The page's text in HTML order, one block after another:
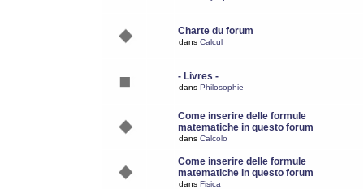
Charte du forum
dans Calcul
- Livres -
dans Philosophie
Come inserire delle formule
matematiche in questo forum
dans Calcolo
Come inserire delle formule
matematiche in questo forum
dans Fisica